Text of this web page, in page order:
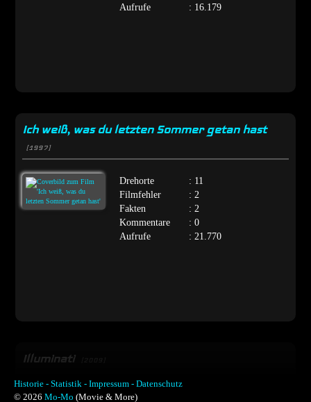
Aufrufe
: 16.179
Ich weiß, was du letzten Sommer getan hast
[1997]
Drehorte
: 11
Filmfehler
: 2
Fakten
: 2
Kommentare
: 0
Aufrufe
: 21.770
Illuminati
Historie - Statistik - Impressum - Datenschutz
© 2026 Mo-Mo (Movie & More)